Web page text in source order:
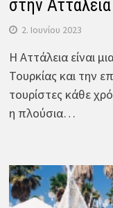
στην Αττάλεια
2. Ιουνίου 2023
Η Αττάλεια είναι
Τουρκίας και την
τουρίστες κάθε
η πλούσια…